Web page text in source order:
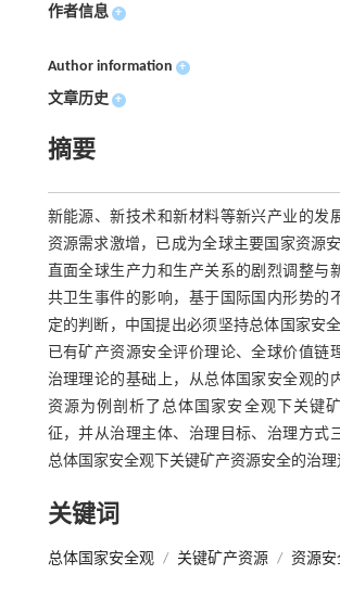
作者信息 +
Author information +
文章历史 +
摘要
新能源、新技术和新材料等新兴产业的发
资源需求激增，已成为全球主要国家资源
直面全球生产力和生产关系的剧烈调整与
共卫生事件的影响，基于国际国内形势的
定的判断，中国提出必须坚持总体国家安
已有矿产资源安全评价理论、全球价值链
治理理论的基础上，从总体国家安全观的
资源为例剖析了总体国家安全观下关键
征，并从治理主体、治理目标、治理方式
总体国家安全观下关键矿产资源安全的治理
关键词
总体国家安全观 / 关键矿产资源 / 资源安